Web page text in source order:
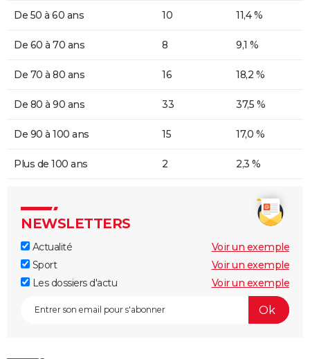
De 50 à 60 ans 10 11,4 %
De 60 à 70 ans 8 9,1 %
De 70 à 80 ans 16 18,2 %
De 80 à 90 ans 33 37,5 %
De 90 à 100 ans 15 17,0 %
Plus de 100 ans 2 2,3 %
NEWSLETTERS
Actualité
Voir un exemple
Sport
Voir un exemple
Les dossiers d'actu
Voir un exemple